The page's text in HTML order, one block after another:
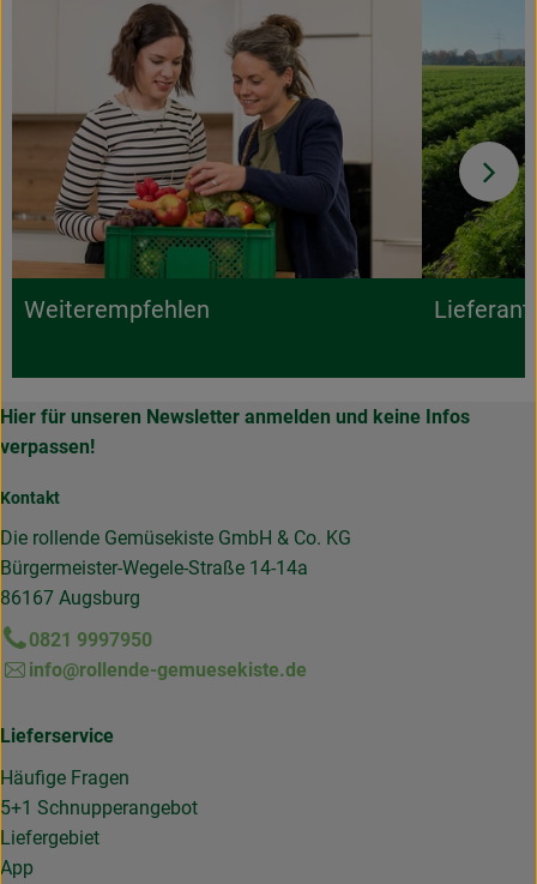
Weiterempfehlen
Hier für unseren Newsletter anmelden und keine Infos
verpassen!
Kontakt
Die rollende Gemüsekiste GmbH & Co. KG
Bürgermeister-Wegele-Straße 14-14a
86167 Augsburg
0821 9997950
info@rollende-gemuesekiste.de
Lieferservice
Häufige Fragen
5+1 Schnupperangebot
Liefergebiet
App